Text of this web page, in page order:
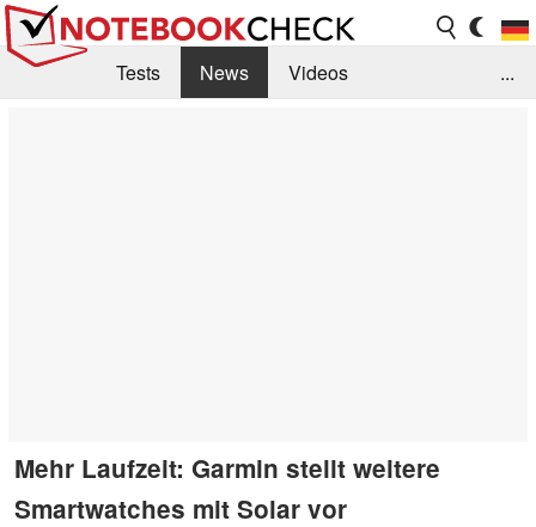
Tests News
Videos
...
Mehr Laufzeit: Garmin stellt weitere
Smartwatches mit Solar vor